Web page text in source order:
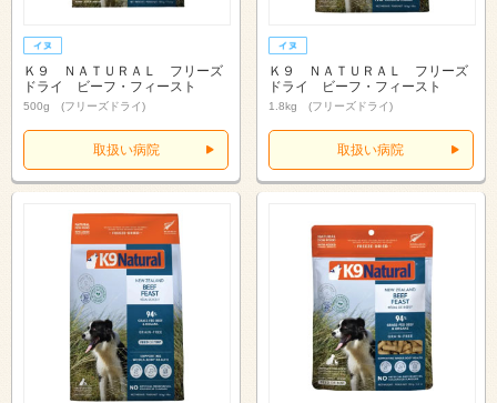
Ｋ９ ＮＡＴＵＲＡＬ フリーズ
ドライ ビーフ・フィースト
500g (フリーズドライ)
取扱い病院
Ｋ９ ＮＡＴＵＲＡＬ フリーズ
ドライ ビーフ・フィースト
1.8kg (フリーズドライ)
取扱い病院